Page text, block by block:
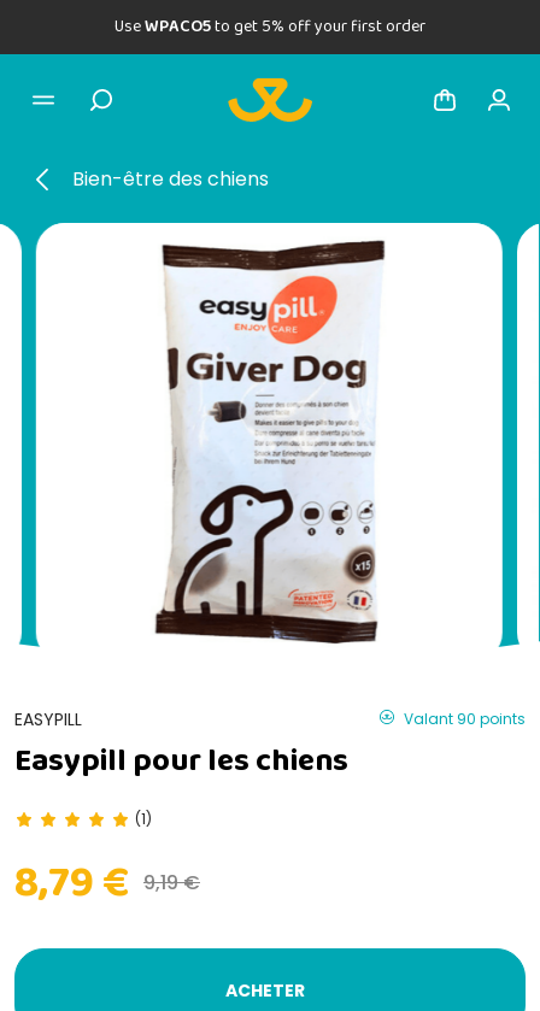
UseWPACO5to get 5% off your first order
Bien-être des chiens
EASYPILL Valant 90 points
Easypill pour les chiens
(1)
8,79 € 9,19 €
ACHETER